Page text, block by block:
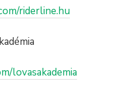
riderline.hu
lovasakademia